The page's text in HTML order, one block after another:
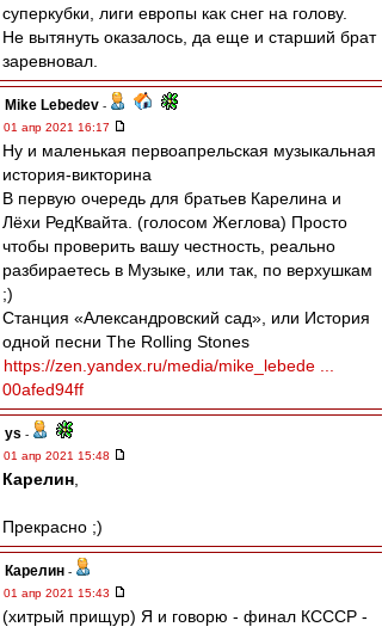
суперкубки, лиги европы как снег на голову.
Не вытянуть оказалось, да еще и старший брат
заревновал.
Mike Lebedev -
01 апр 2021 16:17
Ну и маленькая первоапрельская музыкальная
история-викторина
В первую очередь для братьев Карелина и
Лёхи РедКвайта. (голосом Жеглова) Просто
чтобы проверить вашу честность, реально
разбираетесь в Музыке, или так, по верхушкам
;)
Станция «Александровский сад», или История
одной песни The Rolling Stones
https://zen.yandex.ru/media/mike_lebede ...
00afed94ff
ys -
01 апр 2021 15:48
Карелин
Прекрасно ;)
Карелин -
01 апр 2021 15:43
(хитрый прищур) Я и говорю - финал КСССР -